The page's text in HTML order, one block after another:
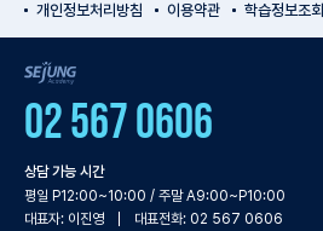
개인정보처리방침 이용약관 학습정보조회
SEJUNG Academy
02 567 0606
상담 가능 시간
평일 P12:00~10:00 / 주말 A9:00~P10:00
대표자: 이진영
대표전화: 02 567 0606